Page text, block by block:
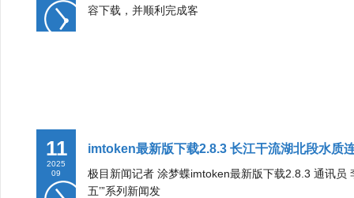
容下载，并顺利完成客
11
2025
09
imtoken最新版下载2.8.3 长江干流湖北段水质
极目新闻记者 涂梦蝶imtoken最新版下载2.8.3 通讯员
五’”系列新闻发